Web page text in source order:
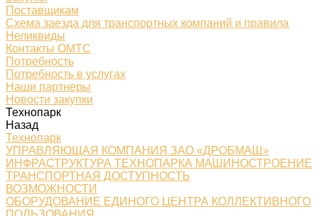
Поставщикам
Схема заезда для транспортных компаний и правила
Неликвиды
Контакты ОМТС
Потребность
Потребность в услугах
Наши партнеры
Новости закупки
Технопарк
Назад
Технопарк
УПРАВЛЯЮЩАЯ КОМПАНИЯ ЗАО «ДРОБМАШ»
ИНФРАСТРУКТУРА ТЕХНОПАРКА МАШИНОСТРОЕНИЕ
ТРАНСПОРТНАЯ ДОСТУПНОСТЬ
ВОЗМОЖНОСТИ
ОБОРУДОВАНИЕ ЕДИНОГО ЦЕНТРА КОЛЛЕКТИВНОГО